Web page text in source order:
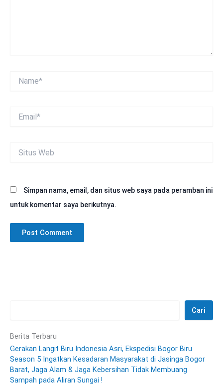
Web
Simpan nama, email, dan situs web saya pada peramban ini
untuk komentar saya berikutnya.
Cari
Berita Terbaru
Gerakan Langit Biru Indonesia Asri, Ekspedisi Bogor Biru
Season 5 Ingatkan Kesadaran Masyarakat di Jasinga Bogor
Barat, Jaga Alam & Jaga Kebersihan Tidak Membuang
Sampah pada Aliran Sungai !